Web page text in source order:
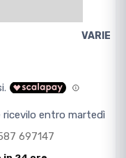
VARIE
entro martedì
697147